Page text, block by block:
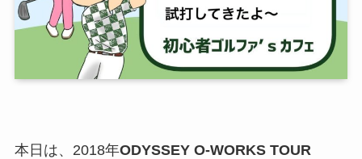
本日は、 2018年ODYSSEY O-WORKS TOUR